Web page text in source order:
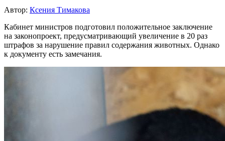
Автор: Ксения Тимакова
Кабинет министров подготовил положительное заключение
на законопроект, предусматривающий увеличение в 20 раз
штрафов за нарушение правил содержания животных. Однако
к документу есть замечания.